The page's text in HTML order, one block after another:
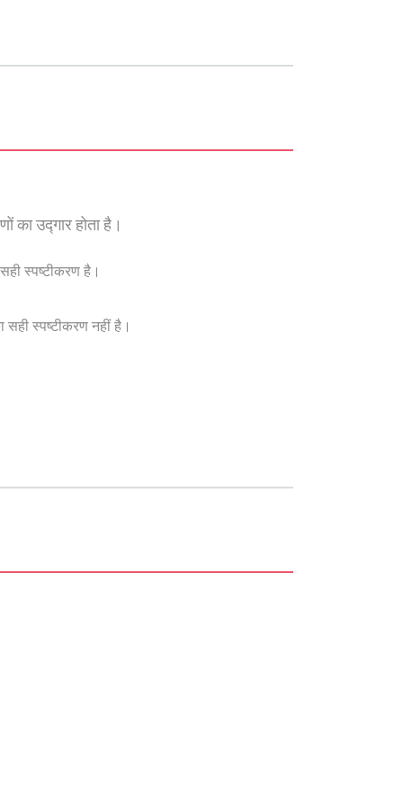
उद्गार होता है।
स्पष्टीकरण है।
स्पष्टीकरण नहीं है।